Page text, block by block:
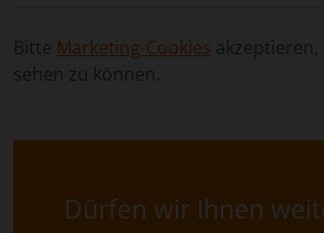
Bitte Marketing-Cookies
sehen zu können.
Dürfen wir Ihnen